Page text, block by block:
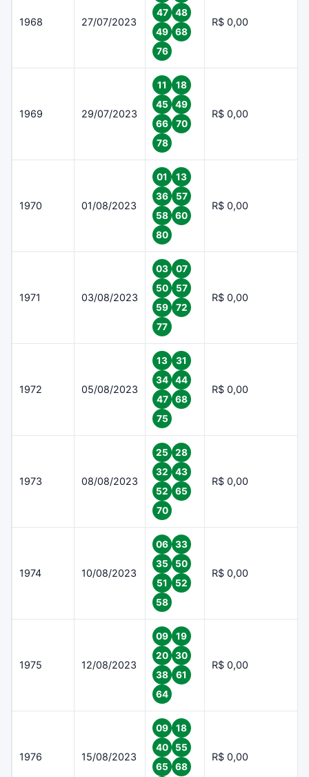
1968 27/07/2023
47
48
49
68
76
R$ 0,00
1969 29/07/2023
11
18
45
49
66
70
78
R$ 0,00
1970 01/08/2023
01
13
36
57
58
60
80
R$ 0,00
1971 03/08/2023
03
07
50
57
59
72
77
R$ 0,00
1972 05/08/2023
13
31
34
44
47
68
75
R$ 0,00
1973 08/08/2023
25
28
32
43
52
65
70
R$ 0,00
1974 10/08/2023
06
33
35
50
51
52
58
R$ 0,00
1975 12/08/2023
09
19
20
30
38
61
64
R$ 0,00
1976 15/08/2023
09
18
40
55
65
68
R$ 0,00